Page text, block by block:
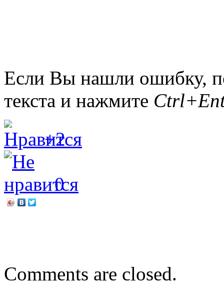
Если Вы нашли ошибку,
текста и нажмите
+2
0
Comments are closed.